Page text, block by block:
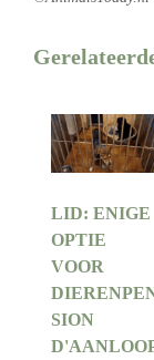
LID: ENIGE
OPTIE
VOOR
SION